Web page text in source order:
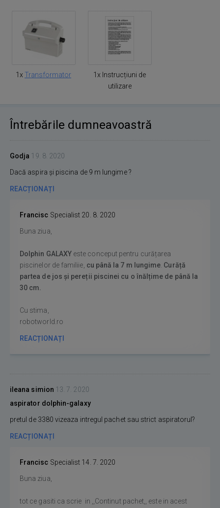
1x Transformator
1x Instrucțiuni de
utilizare
Întrebările dumneavoastră
Godja 19. 8. 2020
Dacă aspira și piscina de 9 m lungime ?
REACȚIONAȚI
Francisc Specialist 20. 8. 2020
Buna ziua,
Dolphin GALAXYeste conceput pentru curățarea
piscinelor de familiie, cu până la 7 m lungime Curăță
partea de jos și pereții piscinei cu o înălțime de până la
30 cm.
Cu stima,
robotworld.ro
REACȚIONAȚI
ileana simion 13. 7. 2020
aspirator dolphin-galaxy
pretul de 3380 vizeaza intregul pachet sau strict aspiratorul?
REACȚIONAȚI
Francisc Specialist 14. 7. 2020
Buna ziua,
tot ce gasiti ca scrie in ,,Continut pachet,, este in acest